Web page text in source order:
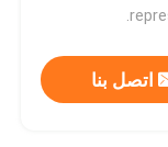
اتصل بنا